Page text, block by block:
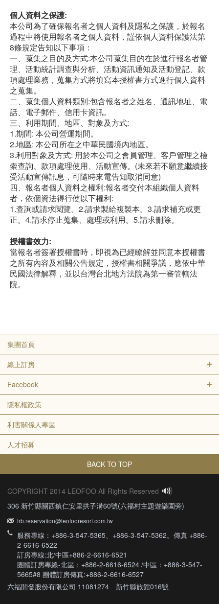
個人資料之保護:
本公司為了確保報名者之個人資料及隱私之保護，於報名
過程中將使用報名者之個人資料，謹依個人資料保護法第
8條規定告知以下事項：
一、蒐集之目的及方式:本公司蒐集目的在於進行報名者管
理、活動統計調查與分析、活動資訊通知及活動登記、款
項處理業務，蒐集方式將填寫本授權書方式進行個人資料
之蒐集。
二、蒐集個人資料類別:包含報名者之姓名、通訊地址、電
話、電子郵件、信用卡資訊。
三、利用期間、地區、對象及方式:
1.期間: 本公司營運期間。
2.地區: 本公司所在之中華民國境內地區。
3.利用對象及方式: 用於本公司之會員管理、客戶管理之檢
索查詢、款項處理使用、活動宣傳。(未來若不願意繼續接
受活動宣傳訊息，可隨時來電告知取消同意)
四、報名者個人資料之權利:報名者交付本組織個人資料
者，依個資法得行使以下權利:
1.查詢或請求閱覽。2.請求製給複製本。3.請求補充或更
正。4.請求停止蒐集、處理或利用。5.請求刪除。
授權書效力:
當報名者簽署授權書時，即視為已經瞭解並同意本授權書
之所有內容及相關公告規定，授權書相關爭議，應依中華
民國法律解釋，並以台灣台北地方法院為第一審管轄法
院。
集團首頁
線上訂房
Facebook
隱私權政策
利害關係人專區
人才招募
BACK TO TOP
COPYRIGHT 2014 LEOFOO All Rights Reserved
306 新竹縣關西鎮仁安里拱子溝60號(六福村主題遊樂園旁)
lrb.reservation@leofooresort.com.tw
服務專線：+886-3-547-5365、+886-3-547-5362。傳真 +886-
2-6616-6522
訂房專線:北/中區+886-2-6616-6521
團體訂房專線-北區：+886-2-6616-6524 /中區：+886-3-547-
5665#8 團體訂房傳真:+886-2-6616-6527
六福開發股份有限公司 11081274 新竹縣旅館016號